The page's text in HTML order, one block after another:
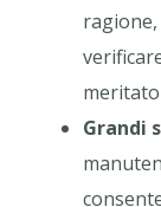
Grandi